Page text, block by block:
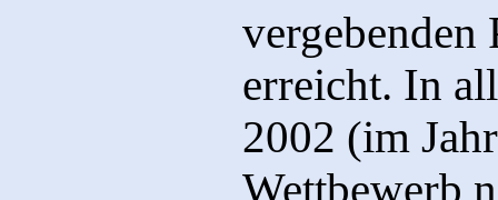
erreicht. In
2002 (im
Wettbewerb